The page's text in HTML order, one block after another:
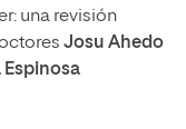
una revisión
Josu Ahedo
Espinosa